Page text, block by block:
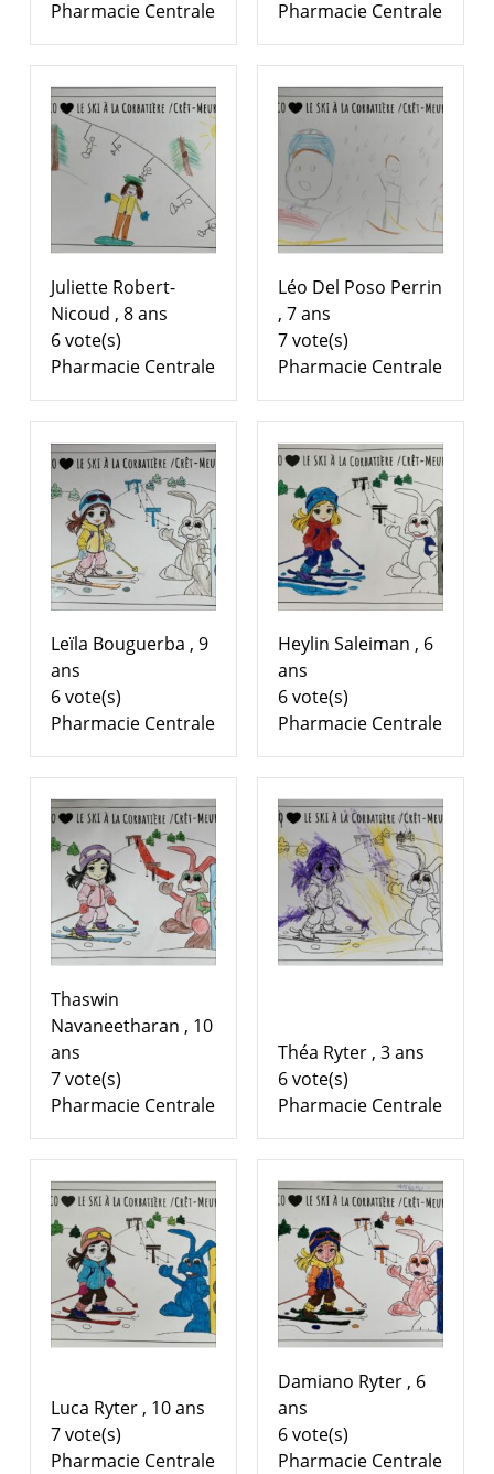
Pharmacie Centrale Pharmacie Centrale
Juliette Robert-
Nicoud , 8 ans
6 vote(s)
Pharmacie Centrale
Léo Del Poso Perrin
, 7 ans
7 vote(s)
Pharmacie Centrale
Leïla Bouguerba , 9
ans
6 vote(s)
Pharmacie Centrale
Heylin Saleiman , 6
ans
6 vote(s)
Pharmacie Centrale
Thaswin
Navaneetharan , 10
ans
7 vote(s)
Pharmacie Centrale
Théa Ryter , 3 ans
6 vote(s)
Pharmacie Centrale
Luca Ryter , 10 ans
7 vote(s)
Pharmacie Centrale
Damiano Ryter , 6
ans
6 vote(s)
Pharmacie Centrale